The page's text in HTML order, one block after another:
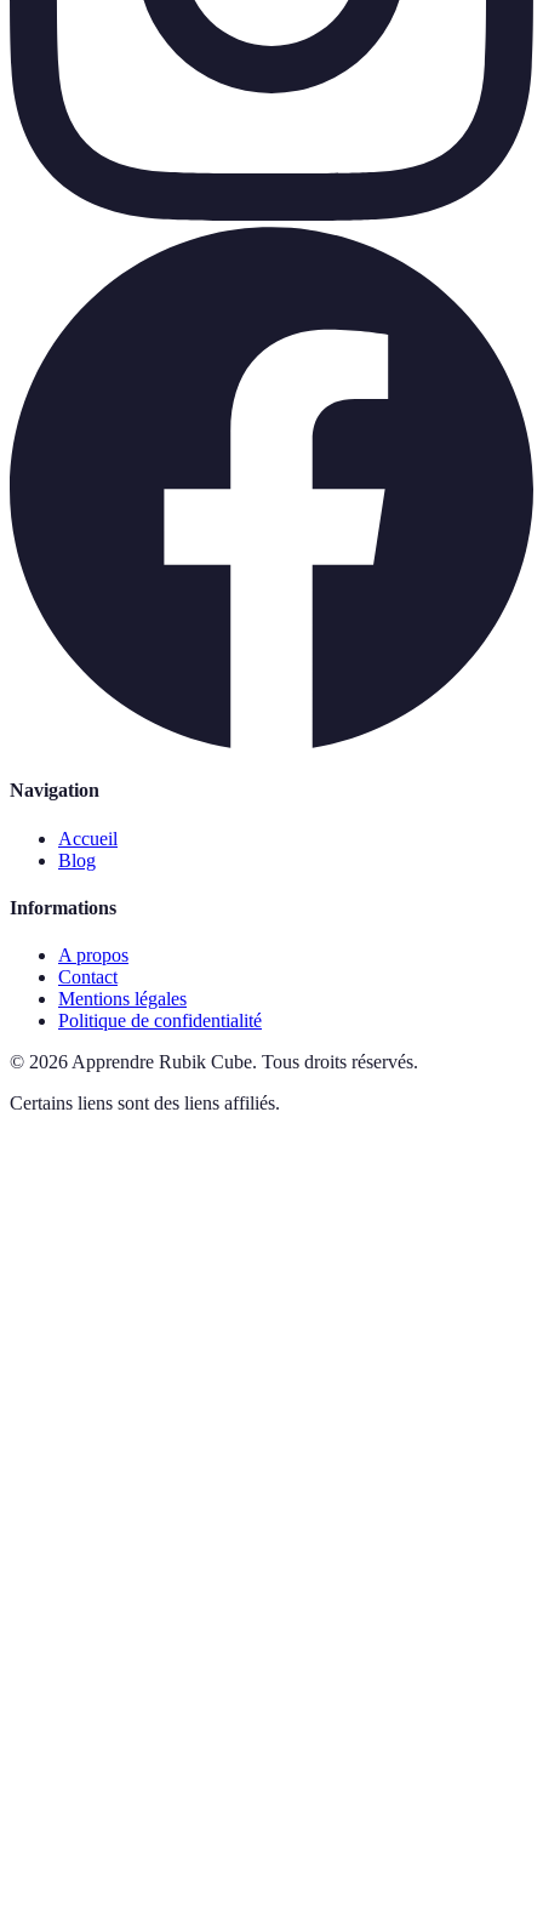
Navigation
Accueil
Blog
Informations
A propos
Contact
Mentions légales
Politique de confidentialité
© 2026 Apprendre Rubik Cube. Tous droits réservés.
Certains liens sont des liens affiliés.